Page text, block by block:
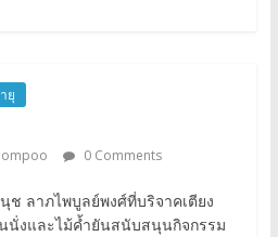
ยุ
0 Comments
ลาภไพบูลย์พงศ์ที่บริจาคเตียง
นั่งและไม้ค้ำยันสนับสนุนกิจกรรม